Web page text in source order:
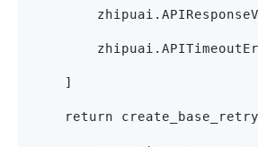
    ]
return